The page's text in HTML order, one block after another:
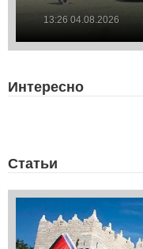
13:26 04.08.2026
Интересно
Статьи